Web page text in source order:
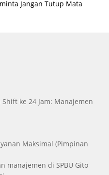
Jangan Tutup Mata
Shift ke 24 Jam: Manajemen
Maksimal (Pimpinan
manajemen di SPBU Gito